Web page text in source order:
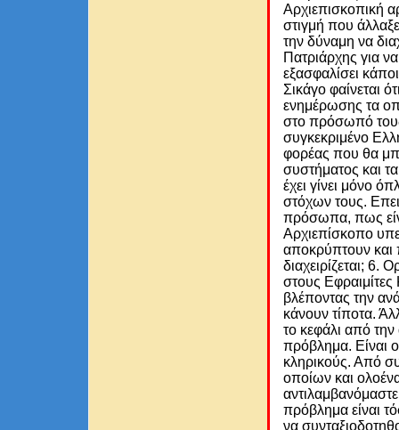
Αρχιεπισκοπική
στιγμή που
την δύναμη να
Πατριάρχης για
εξασφαλίσει
Σικάγο φαίνεται
ενημέρωσης τα
στο πρόσωπό
συγκεκριμένο
φορέας που θα
συστήματος και
έχει γίνει μόνο
στόχων τους.
πρόσωπα, πως
Αρχιεπίσκοπο
αποκρύπτουν και
διαχειρίζεται; 6.
στους Εφραιμίτες
βλέποντας την
κάνουν τίποτα.
το κεφάλι από
πρόβλημα. Είναι
κληρικούς. Από
οποίων και
πρόβλημα είναι
να